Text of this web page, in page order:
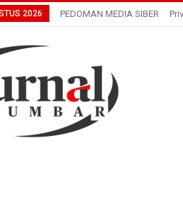
2026 PEDOMAN MEDIA SIBER